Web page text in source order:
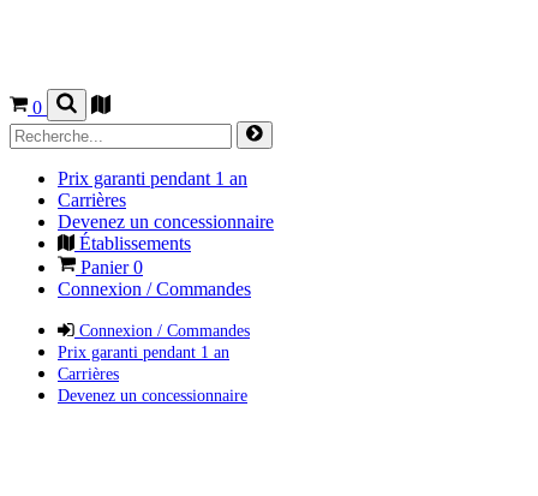
0
Prix garanti pendant 1 an
Carrières
Devenez un concessionnaire
Établissements
Panier0
Connexion / Commandes
Connexion / Commandes
Prix garanti pendant 1 an
Carrières
Devenez un concessionnaire